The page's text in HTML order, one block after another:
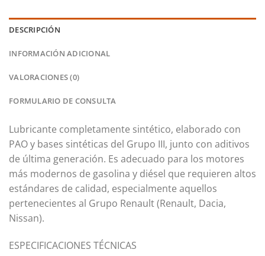
DESCRIPCIÓN
INFORMACIÓN ADICIONAL
VALORACIONES (0)
FORMULARIO DE CONSULTA
Lubricante completamente sintético, elaborado con
PAO y bases sintéticas del Grupo III, junto con aditivos
de última generación. Es adecuado para los motores
más modernos de gasolina y diésel que requieren altos
estándares de calidad, especialmente aquellos
pertenecientes al Grupo Renault (Renault, Dacia,
Nissan).
ESPECIFICACIONES TÉCNICAS